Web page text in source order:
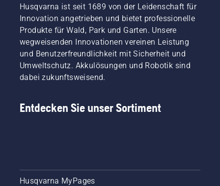
Husqvarna ist seit 1689 von der Leidenschaft für
Innovation angetrieben und bietet professionelle
Produkte für Wald, Park und Garten. Unsere
wegweisenden Innovationen vereinen Leistung
und Benutzerfreundlichkeit mit Sicherheit und
Umweltschutz. Akkulösungen und Robotik sind
dabei zukunftsweisend.
Entdecken Sie unser Sortiment
Husqvarna MyPages